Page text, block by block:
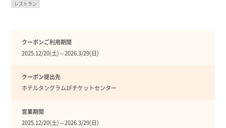
レストラン
クーポンご利用期間
2025.12/20(土)～2026.3/29(日)
クーポン提出先
ホテルタングラム1Fチケットセンター
営業期間
2025.12/20(土)～2026.3/29(日)